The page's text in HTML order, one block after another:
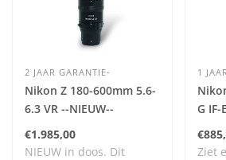
2 JAAR GARANTIE-
Nikon Z 180-600mm 5.6-
6.3 VR --NIEUW--
€1.985,00
NIEUW in doos. Dit
1
G IF-
2711
Ziet